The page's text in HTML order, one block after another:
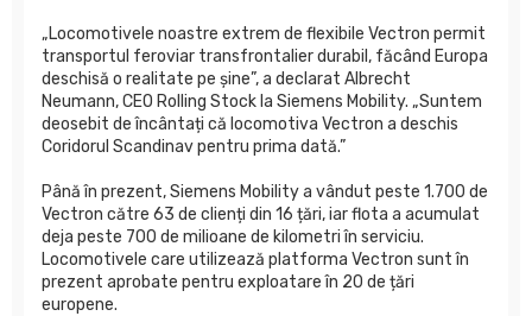
„Locomotivele noastre extrem de flexibile Vectron permit
transportul feroviar transfrontalier durabil, făcând Europa
deschisă o realitate pe șine”, a declarat Albrecht
Neumann, CEO Rolling Stock la Siemens Mobility. „Suntem
deosebit de încântați că locomotiva Vectron a deschis
Coridorul Scandinav pentru prima dată.”
Până în prezent, Siemens Mobility a vândut peste 1.700 de
Vectron către 63 de clienți din 16 țări, iar flota a acumulat
deja peste 700 de milioane de kilometri în serviciu.
Locomotivele care utilizează platforma Vectron sunt în
prezent aprobate pentru exploatare în 20 de țări
europene.